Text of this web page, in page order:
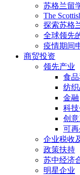
苏格兰留
The
探索苏格
全球领先
疫情期间
商贸投资
领先产业
食
纺
金融
科
创
可
企业税收
政策扶持
苏中经济
明星企业